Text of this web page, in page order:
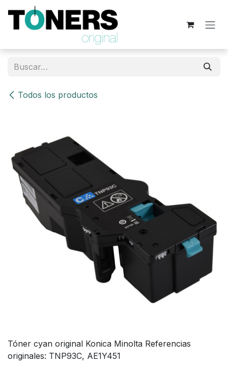
Ir al contenido
Todos los productos
Tóner cyan original Konica Minolta Referencias
originales: TNP93C, AE1Y451